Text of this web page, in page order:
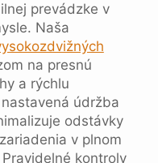
prevádzke v
Naša
na presnú
a rýchlu
údržba
odstávky
v plnom
kontroly